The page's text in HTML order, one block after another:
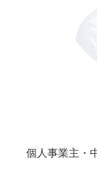
個人事業主・